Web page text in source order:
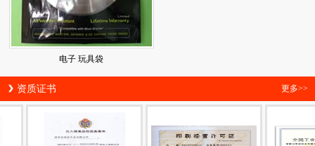
电子 玩具袋
更多>>
资质证书